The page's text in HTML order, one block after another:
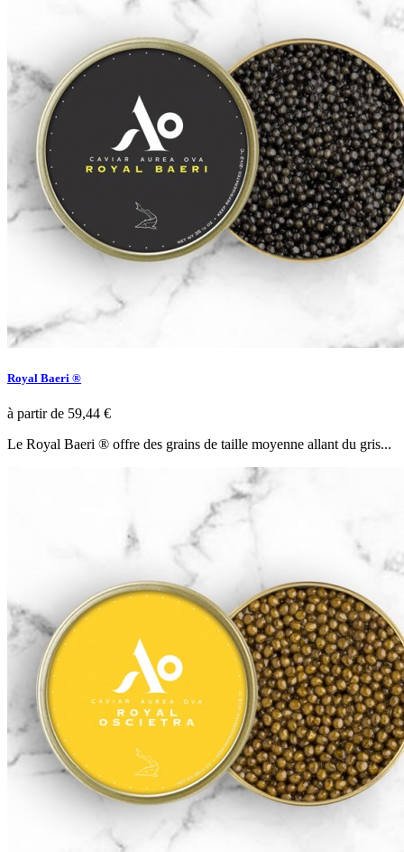
Royal Baeri ®
à partir de 59,44 €
Le Royal Baeri ® offre des grains de taille moyenne allant du gris...